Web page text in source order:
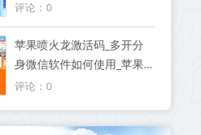
活码软件
评论：0
苹果喷火龙激活码_多开分
身微信软件如何使用_苹果
喷火龙官网
评论：0